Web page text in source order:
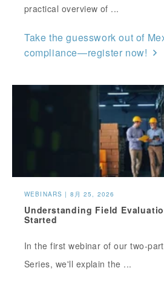
practical overview of ...
Take the guesswork out of
compliance—register now!
WEBINARS | 8月 25, 2026
Understanding Field
Started
In the first webinar of our two-
Series, we'll explain the ...